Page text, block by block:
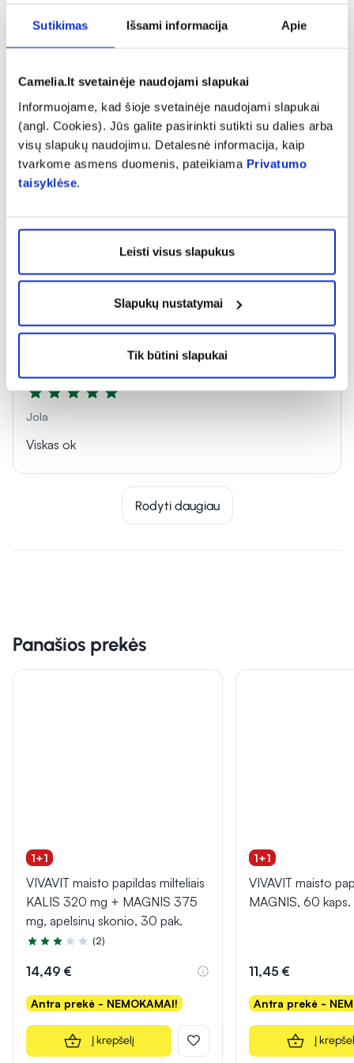
Sutikimas Išsami informacija Apie
Camelia.lt svetainėje naudojami slapukai
Informuojame, kad šioje svetainėje naudojami slapukai
(angl. Cookies). Jūs galite pasirinkti sutikti su dalies arba
visų slapukų naudojimu. Detalesnė informacija, kaip
tvarkome asmens duomenis, pateikiama Privatumo
taisyklėse.
Leisti visus slapukus
Slapukų nustatymai
Tik būtini slapukai
Rasa
Veikia, ramina.
Jurgita
Ankščiau lašiukus pirkdavau, kad numuščiau pulsą, šis
Jola
Viskas ok
Rodyti daugiau
Panašios prekės
1+1
VIVAVIT maisto papildas milteliais
KALIS 320 mg + MAGNIS 375
mg, apelsinų skonio, 30 pak.
Įvertinimas 3.0 iš 5
(2)
14,49 €
Antra prekė - NEMOKAMAI!
Į krepšelį
1+1
VIVAVIT maisto
MAGNIS, 60 kaps.
11,45 €
Antra prekė -
Į